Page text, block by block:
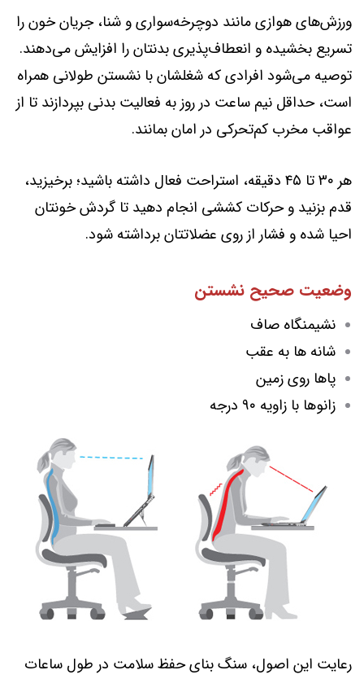
ورزش‌های هوازی مانند دوچرخه‌سواری و شنا، جریان خون را
تسریع بخشیده و انعطاف‌پذیری بدنتان را افزایش می‌دهند.
توصیه می‌شود افرادی که شغلشان با نشستن طولانی همراه
است، حداقل نیم ساعت در روز به فعالیت بدنی بپردازند تا از
عواقب مخرب کم‌تحرکی در امان بمانند.
هر ۳۰ تا ۴۵ دقیقه، استراحت فعال داشته باشید؛ برخیزید،
قدم بزنید و حرکات کششی انجام دهید تا گردش خونتان
احیا شده و فشار از روی عضلاتتان برداشته شود.
وضعیت صحیح نشستن
نشیمنگاه صاف
شانه ها به عقب
پاها روی زمین
زانوها با زاویه ۹۰ درجه
رعایت این اصول، سنگ بنای حفظ سلامت در طول ساعات